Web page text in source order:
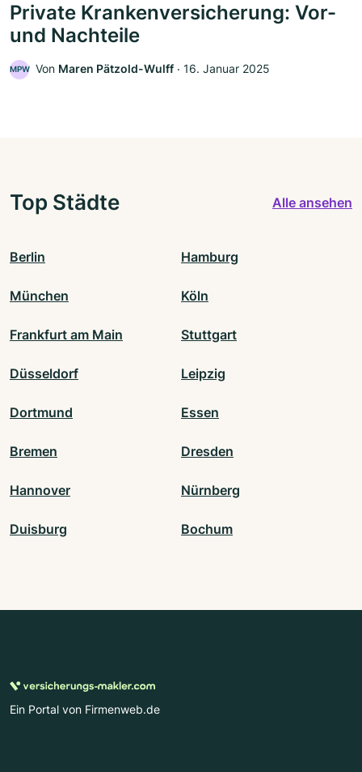
Private Krankenversicherung: Vor-
und Nachteile
MPW Von Maren Pätzold-Wulff ‧ 16. Januar 2025
Top Städte Alle ansehen
Berlin Hamburg
München Köln
Frankfurt am Main Stuttgart
Düsseldorf Leipzig
Dortmund Essen
Bremen Dresden
Hannover Nürnberg
Duisburg Bochum
Ein Portal von Firmenweb.de